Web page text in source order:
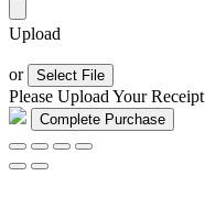
Upload
or Select File
Please Upload Your Receipt